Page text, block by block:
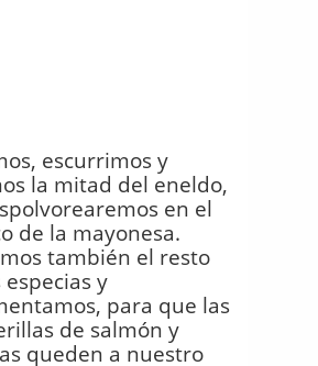
escurrimos y
la mitad del eneldo,
en el
de la mayonesa.
también el resto
especias y
para que las
de salmón y
queden a nuestro